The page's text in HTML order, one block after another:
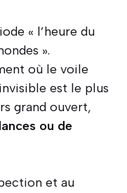
« l’heure du
».
où le voile
est le plus
grand ouvert,
ou de
et au